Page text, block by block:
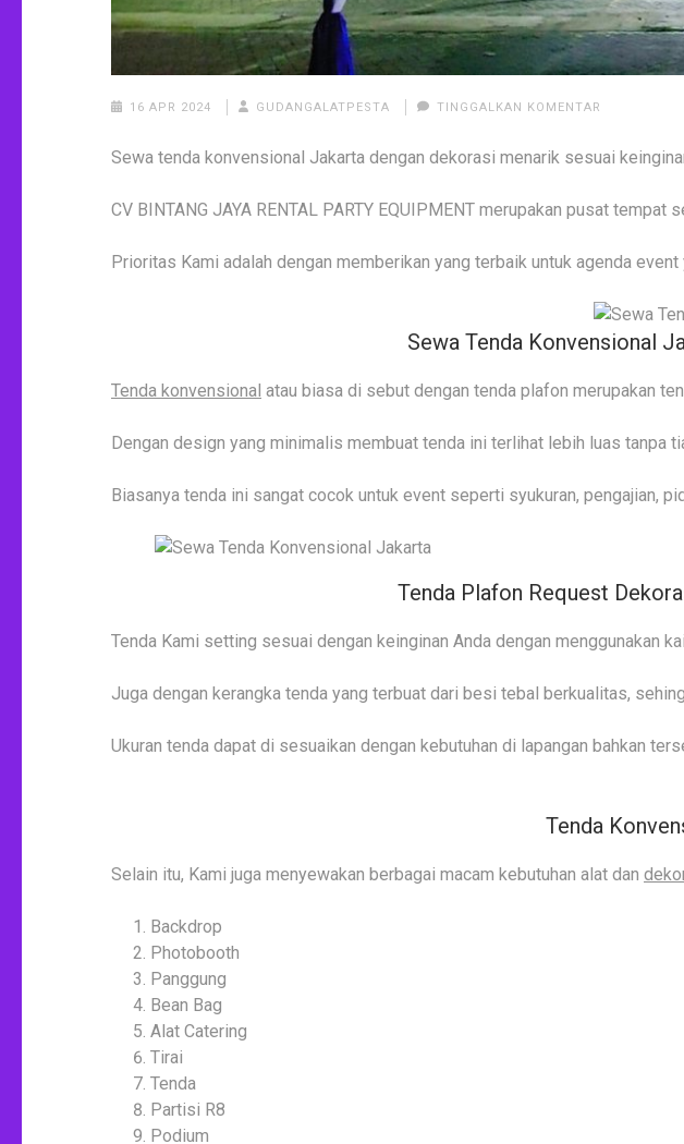
16 APR 2024 GUDANGALATPESTA TINGGALKAN KOMENTAR
Sewa tenda konvensional Jakarta dengan dekorasi menarik sesuai
CV BINTANG JAYA RENTAL PARTY EQUIPMENT merupakan pusat tempat
Prioritas Kami adalah dengan memberikan yang terbaik untuk agenda
Sewa Tenda Konvensional
Tenda konvensional atau biasa di sebut dengan tenda plafon merupakan
Dengan design yang minimalis membuat tenda ini terlihat lebih luas tanpa
Biasanya tenda ini sangat cocok untuk event seperti syukuran, pengajian,
Tenda Plafon Request
Tenda Kami setting sesuai dengan keinginan Anda dengan menggunakan
Juga dengan kerangka tenda yang terbuat dari besi tebal berkualitas,
Ukuran tenda dapat di sesuaikan dengan kebutuhan di lapangan bahkan
Tenda
Selain itu, Kami juga menyewakan berbagai macam kebutuhan alat dan
Backdrop
Photobooth
Panggung
Bean Bag
Alat Catering
Tirai
Tenda
Partisi R8
Podium